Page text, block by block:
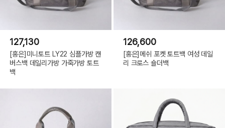
127,130
[홍은]미니토트 LY22 심플가방 캔
버스백 데일리가방 가죽가방 토트
백
126,600
[홍은]메쉬 포켓 토트백 여성 데일
리 크로스 숄더백